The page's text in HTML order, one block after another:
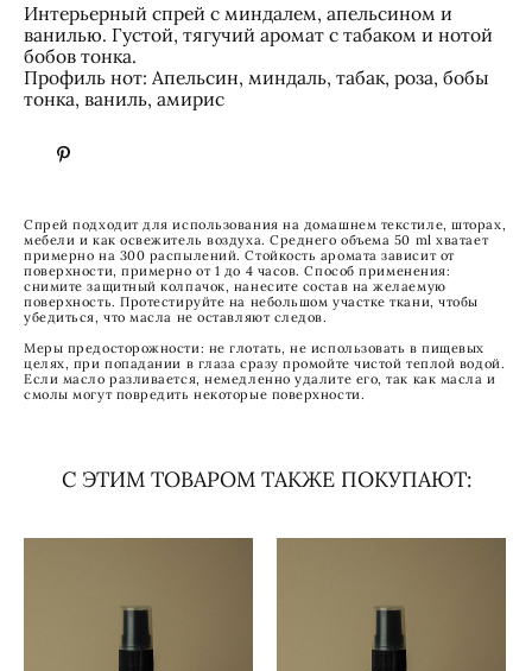
Интерьерный спрей с миндалем, апельсином и
ванилью. Густой, тягучий аромат с табаком и нотой
бобов тонка.
Профиль нот: Апельсин, миндаль, табак, роза, бобы
тонка, ваниль, амирис
Cпрей подходит для использования на домашнем текстиле, шторах,
мебели и как освежитель воздуха. Среднего объема 50 ml хватает
примерно на 300 распылений. Стойкость аромата зависит от
поверхности, примерно от 1 до 4 часов. Способ применения:
снимите защитный колпачок, нанесите состав на желаемую
поверхность. Протестируйте на небольшом участке ткани, чтобы
убедиться, что масла не оставляют следов.
Меры предосторожности: не глотать, не использовать в пищевых
целях, при попадании в глаза сразу промойте чистой теплой водой.
Если масло разливается, немедленно удалите его, так как масла и
смолы могут повредить некоторые поверхности.
С ЭТИМ ТОВАРОМ ТАКЖЕ ПОКУПАЮТ: